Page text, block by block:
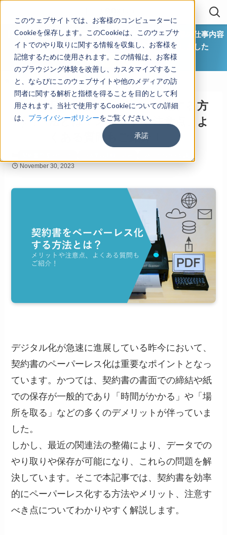
このウェブサイトでは、お客様のコンピューターに
Cookieを保存します。このCookieは、このウェブサ
イトでのやり取りに関する情報を収集し、お客様を
記憶するために使用されます。この情報は、お客様
のブラウジング体験を改善し、カスタマイズするこ
と、ならびにこのウェブサイトや他のメディアの訪
問者に関する解析と指標を得ることを目的として利
用されます。当社で使用するCookieについての詳細
は、 プライバシーポリシーをご覧ください。
承諾
【社内の法務リテラシーを向上させるには？ 法務部の仕事内容
と課題、研修方法など具体策をご紹介】を公開しました
ダウンロード
ホーム 契約書管理ノウハウ システム比較・活用
契約書をペーパーレス化する方
法とは？メリットや注意点、よ
くある質問もご紹介！
2023
November 30, 2023
デジタル化が急速に進展している昨今において、
契約書のペーパーレス化は重要なポイントとなっ
ています。かつては、契約書の書面での締結や紙
での保存が一般的であり「時間がかかる」や「場
所を取る」などの多くのデメリットが伴っていま
した。
しかし、最近の関連法の整備により、データでの
やり取りや保存が可能になり、これらの問題を解
決しています。そこで本記事では、契約書を効率
的にペーパーレス化する方法やメリット、注意す
べき点についてわかりやすく解説します。